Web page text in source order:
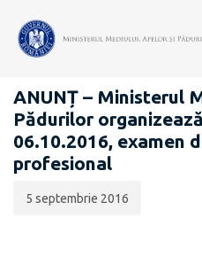
CARIERĂ
ANUNȚ – Ministerul
Pădurilor
06.10.2016, examen
profesional
publicării:
5 septembrie 2016